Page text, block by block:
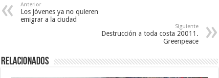
Anterior
Los jóvenes ya no quieren
emigrar a la ciudad
Siguiente
Destrucción a toda costa 20011.
Greenpeace
Relacionados